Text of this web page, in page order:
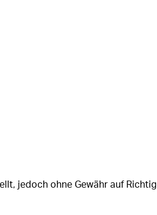
jedoch ohne Gewähr auf